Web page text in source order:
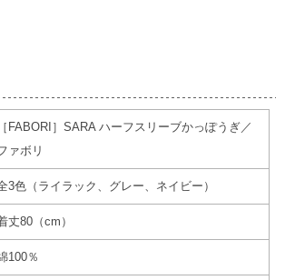
［FABORI］SARA ハーフスリーブかっぽうぎ／
ァボリ
3色（ライラック、グレー、ネイビー）
丈80（cm）
100％